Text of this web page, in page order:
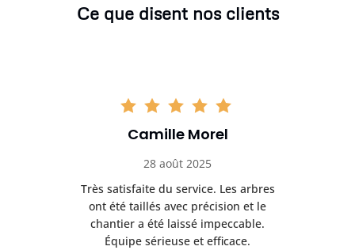
Ce que disent nos clients
Camille Morel
28 août 2025
Très satisfaite du service. Les arbres
ont été taillés avec précision et le
chantier a été laissé impeccable.
Équipe sérieuse et efficace.